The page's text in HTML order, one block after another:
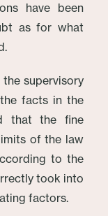
have been
as for what
supervisory
facts in the
that the fine
of the law
to the
took into
factors.